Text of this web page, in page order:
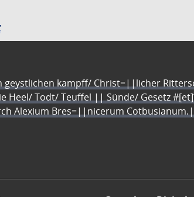
kampff/ Christ=||licher
Heel/ Todt/ Teuffel || Sünde/ Gesetz
Alexium Bres=||nicerum